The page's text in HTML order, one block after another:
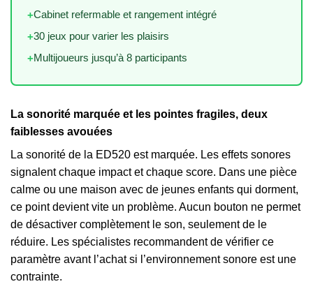
+Cabinet refermable et rangement intégré
+30 jeux pour varier les plaisirs
+Multijoueurs jusqu’à 8 participants
La sonorité marquée et les pointes fragiles, deux
faiblesses avouées
La sonorité de la ED520 est marquée. Les effets sonores
signalent chaque impact et chaque score. Dans une pièce
calme ou une maison avec de jeunes enfants qui dorment,
ce point devient vite un problème. Aucun bouton ne permet
de désactiver complètement le son, seulement de le
réduire. Les spécialistes recommandent de vérifier ce
paramètre avant l’achat si l’environnement sonore est une
contrainte.